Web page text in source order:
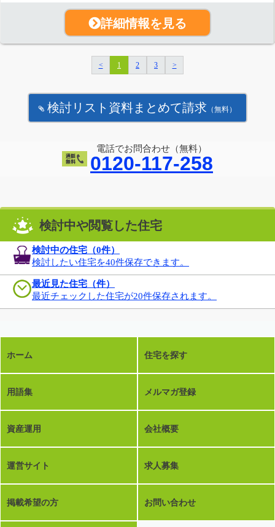
詳細情報を見る
< 1 2 3 >
検討リスト資料まとめて請求 （無料）
電話でお問合わせ（無料）
0120-117-258
検討中や閲覧した住宅
検討中の住宅（0件）
検討したい住宅を40件保存できます。
最近見た住宅（件）
最近チェックした住宅が20件保存されます。
ホーム 住宅を探す
用語集 メルマガ登録
資産運用 会社概要
運営サイト 求人募集
掲載希望の方 お問い合わせ